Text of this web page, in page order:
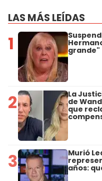
LAS MÁS LEÍDAS
1 grande"
2 La
de
que
3 Murió
años: